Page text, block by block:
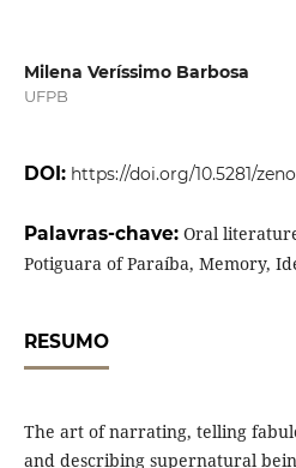
Milena Veríssimo Barbosa
UFPB
DOI: https://doi.org/10.5281/
Palavras-chave: Oral
Potiguara of Paraíba, Memory,
RESUMO
The art of narrating, telling
and describing supernatural